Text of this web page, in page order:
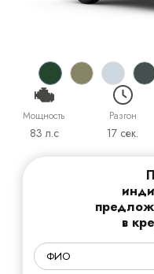
Мощность
83 л.с
Разгон
17 сек.
в